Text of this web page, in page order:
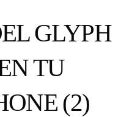
GLYPH
TU
(2)